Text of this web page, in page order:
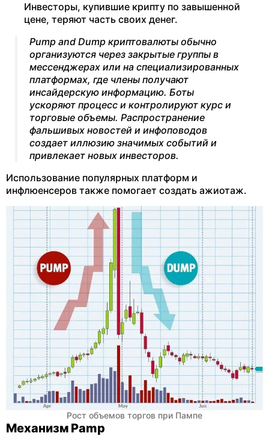
Инвесторы, купившие крипту по завышенной
цене, теряют часть своих денег.
Pump and Dump криптовалюты обычно
организуются через закрытые группы в
мессенджерах или на специализированных
платформах, где члены получают
инсайдерскую информацию. Боты
ускоряют процесс и контролируют курс и
торговые объемы. Распространение
фальшивых новостей и инфоповодов
создает иллюзию значимых событий и
привлекает новых инвесторов.
Использование популярных платформ и
инфлюенсеров также помогает создать ажиотаж.
Рост объемов торгов при Пампе
Механизм Pamp